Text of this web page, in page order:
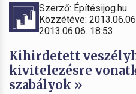
Szerző: Építésijog.hu
Közzétéve:
2013.06.06. 18:53
Kihirdetett
kivitelezésre
szabályok »